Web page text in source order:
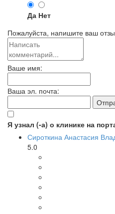
Да Нет
Пожалуйста, напишите ваш
Ваше имя:
Ваша эл. почта:
Я узнал (-а) о клинике на
Сироткина Анастасия
5.0